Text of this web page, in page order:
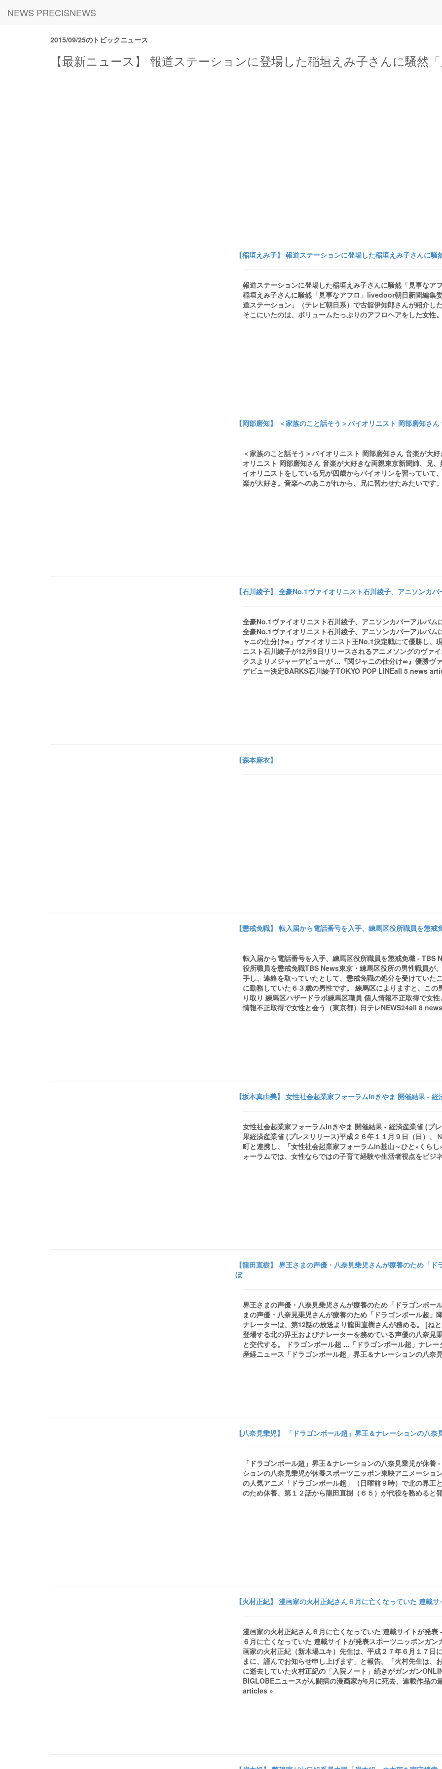
NEWS PRECISNEWS
2015/09/25のトピックニュース
【最新ニュース】 報道ステーションに登場した稲垣えみ子さんに騒然
【稲垣えみ子】 報道ステーションに登場した稲垣えみ子さんに
報道ステーションに登場した稲垣えみ子さんに騒然「見事な
稲垣えみ子さんに騒然「見事なアフロ」livedoor朝日新聞編集
道ステーション」（テレビ朝日系）で古舘伊知郎さんが紹介し
そこにいたのは、ボリュームたっぷりのアフロヘアをした女性
【岡部磨知】 ＜家族のこと話そう＞バイオリニスト 岡部磨知さ
＜家族のこと話そう＞バイオリニスト 岡部磨知さん 音楽が大
オリニスト 岡部磨知さん 音楽が大好きな両親東京新聞姉、兄
イオリニストをしている兄が四歳からバイオリンを習ってい
楽が大好き。音楽へのあこがれから、兄に習わせたみたいです
【石川綾子】 全豪No.1ヴァイオリニスト石川綾子、アニソンカ
全豪No.1ヴァイオリニスト石川綾子、アニソンカバーアルバ
全豪No.1ヴァイオリニスト石川綾子、アニソンカバーアルバ
ャニの仕分け∞」ヴァイオリニスト王No.1決定戦にて優勝し、
ニスト石川綾子が12月9日リリースされるアニメソングのヴァ
クスよりメジャーデビューが ...『関ジャニの仕分け∞』優勝ヴ
デビュー決定BARKS石川綾子TOKYO POP LINEall 5 news
【森本麻衣】
【懲戒免職】 転入届から電話番号を入手、練馬区役所職員を懲
転入届から電話番号を入手、練馬区役所職員を懲戒免職 - TBS
役所職員を懲戒免職TBS News東京・練馬区役所の男性職員が
手し、連絡を取っていたとして、懲戒免職の処分を受けていた
に勤務していた６３歳の男性です。 練馬区によりますと、こ
り取り 練馬区ハザードラボ練馬区職員 個人情報不正取得で女
情報不正取得で女性と会う（東京都）日テレNEWS24all 8
【坂本真由美】 女性社会起業家フォーラムinきやま 開催結果 -
女性社会起業家フォーラムinきやま 開催結果 - 経済産業省 (プ
果経済産業省 (プレスリリース)平成２６年１１月９日（日）、
町と連携し、「女性社会起業家フォーラムin基山～ひと×くら
ォーラムでは、女性ならではの子育て経験や生活者視点をビジ
【龍田直樹】 界王さまの声優・八奈見乗児さんが療養のため「
ぼ
界王さまの声優・八奈見乗児さんが療養のため「ドラゴンボー
まの声優・八奈見乗児さんが療養のため「ドラゴンボール超
ナレーターは、第12話の放送より龍田直樹さんが務める。 [ね
登場する北の界王およびナレーターを務めている声優の八奈
と交代する。 ドラゴンボール超 ...「ドラゴンボール超」ナレ
産経ニュース「ドラゴンボール超」界王＆ナレーションの八
【八奈見乗児】 「ドラゴンボール超」界王＆ナレーションの八
「ドラゴンボール超」界王＆ナレーションの八奈見乗児が休
ションの八奈見乗児が休養スポーツニッポン東映アニメーショ
の人気アニメ「ドラゴンボール超」（日曜前９時）で北の界王
のため休養、第１２話から龍田直樹（６５）が代役を務めると
【火村正紀】 漫画家の火村正紀さん６月に亡くなっていた 連載
漫画家の火村正紀さん６月に亡くなっていた 連載サイトが発
６月に亡くなっていた 連載サイトが発表スポーツニッポンガ
画家の火村正紀（新木場ユキ）先生は、平成２７年６月１７日
まに、謹んでお知らせ申し上げます」と報告。「火村先生は、
に逝去していた火村正紀の「入院ノート」続きがガンガン
BIGLOBEニュースがん闘病の漫画家が6月に死去、連載作品
articles »